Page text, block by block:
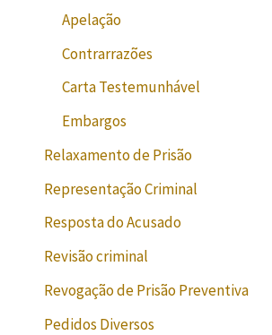
Apelação
Contrarrazões
Carta Testemunhável
Embargos
Relaxamento de Prisão
Representação Criminal
Resposta do Acusado
Revisão criminal
Revogação de Prisão Preventiva
Pedidos Diversos